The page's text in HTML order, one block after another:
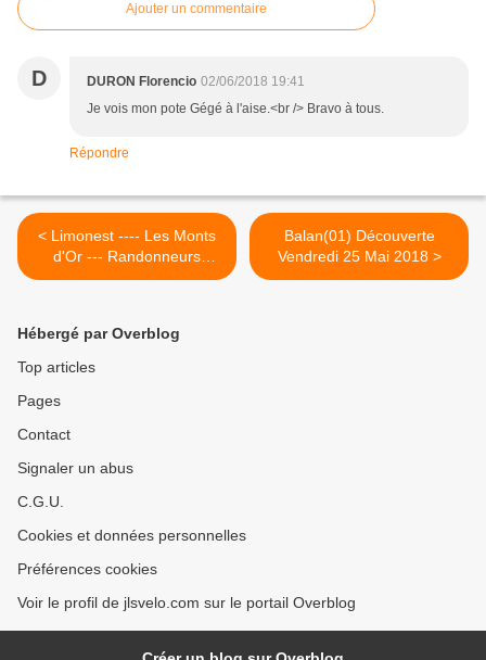
Ajouter un commentaire
D DURON Florencio 02/06/2018 19:41
Je vois mon pote Gégé à l'aise.<br /> Bravo à tous.
Répondre
< Limonest ---- Les Monts
d'Or --- Randonneurs
Promeneurs Mardi 22 mai
Balan(01) Découverte
Vendredi 25 Mai 2018 >
Hébergé par Overblog
Top articles
Pages
Contact
Signaler un abus
C.G.U.
Cookies et données personnelles
Préférences cookies
Voir le profil de jlsvelo.com sur le portail Overblog